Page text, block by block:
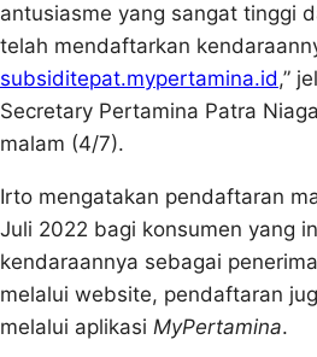
antusiasme yang sangat tinggi
telah mendaftarkan
subsiditepat.mypertamina.id,”
Secretary Pertamina Patra
malam (4/7).
Irto mengatakan pendaftaran
Juli 2022 bagi konsumen yang
kendaraannya sebagai
melalui website, pendaftaran
melalui aplikasi MyPertamina.